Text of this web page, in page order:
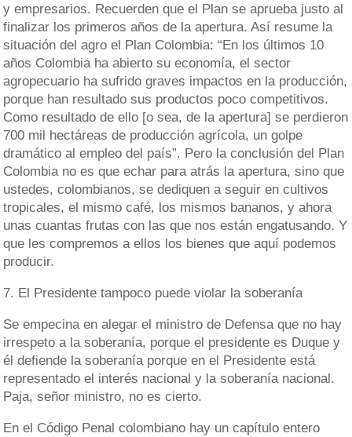
y empresarios. Recuerden que el Plan se aprueba justo al
finalizar los primeros años de la apertura. Así resume la
situación del agro el Plan Colombia: “En los últimos 10
años Colombia ha abierto su economía, el sector
agropecuario ha sufrido graves impactos en la producción,
porque han resultado sus productos poco competitivos.
Como resultado de ello [o sea, de la apertura] se perdieron
700 mil hectáreas de producción agrícola, un golpe
dramático al empleo del país”. Pero la conclusión del Plan
Colombia no es que echar para atrás la apertura, sino que
ustedes, colombianos, se dediquen a seguir en cultivos
tropicales, el mismo café, los mismos bananos, y ahora
unas cuantas frutas con las que nos están engatusando. Y
que les compremos a ellos los bienes que aquí podemos
producir.
7. El Presidente tampoco puede violar la soberanía
Se empecina en alegar el ministro de Defensa que no hay
irrespeto a la soberanía, porque el presidente es Duque y
él defiende la soberanía porque en el Presidente está
representado el interés nacional y la soberanía nacional.
Paja, señor ministro, no es cierto.
En el Código Penal colombiano hay un capítulo entero